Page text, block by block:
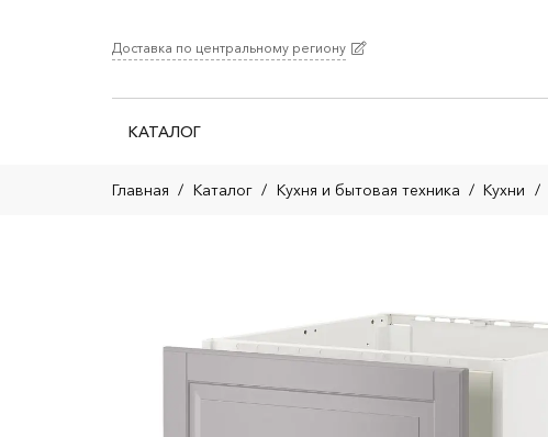
Доставка по центральному региону
КАТАЛОГ
Главная / Каталог / Кухня и бытовая техника / Кухни /